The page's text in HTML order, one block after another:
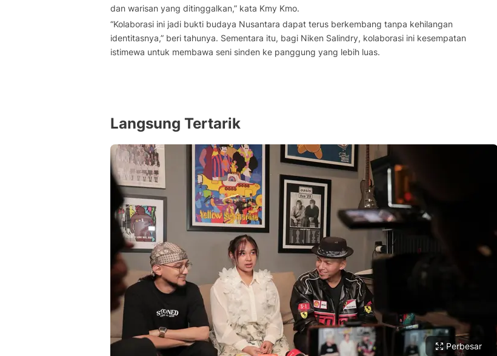
dan warisan yang ditinggalkan,” kata Kmy Kmo.
“Kolaborasi ini jadi bukti budaya Nusantara dapat terus berkembang tanpa kehilangan
identitasnya,” beri tahunya. Sementara itu, bagi Niken Salindry, kolaborasi ini kesempatan
istimewa untuk membawa seni sinden ke panggung yang lebih luas.
Langsung Tertarik
Perbesar